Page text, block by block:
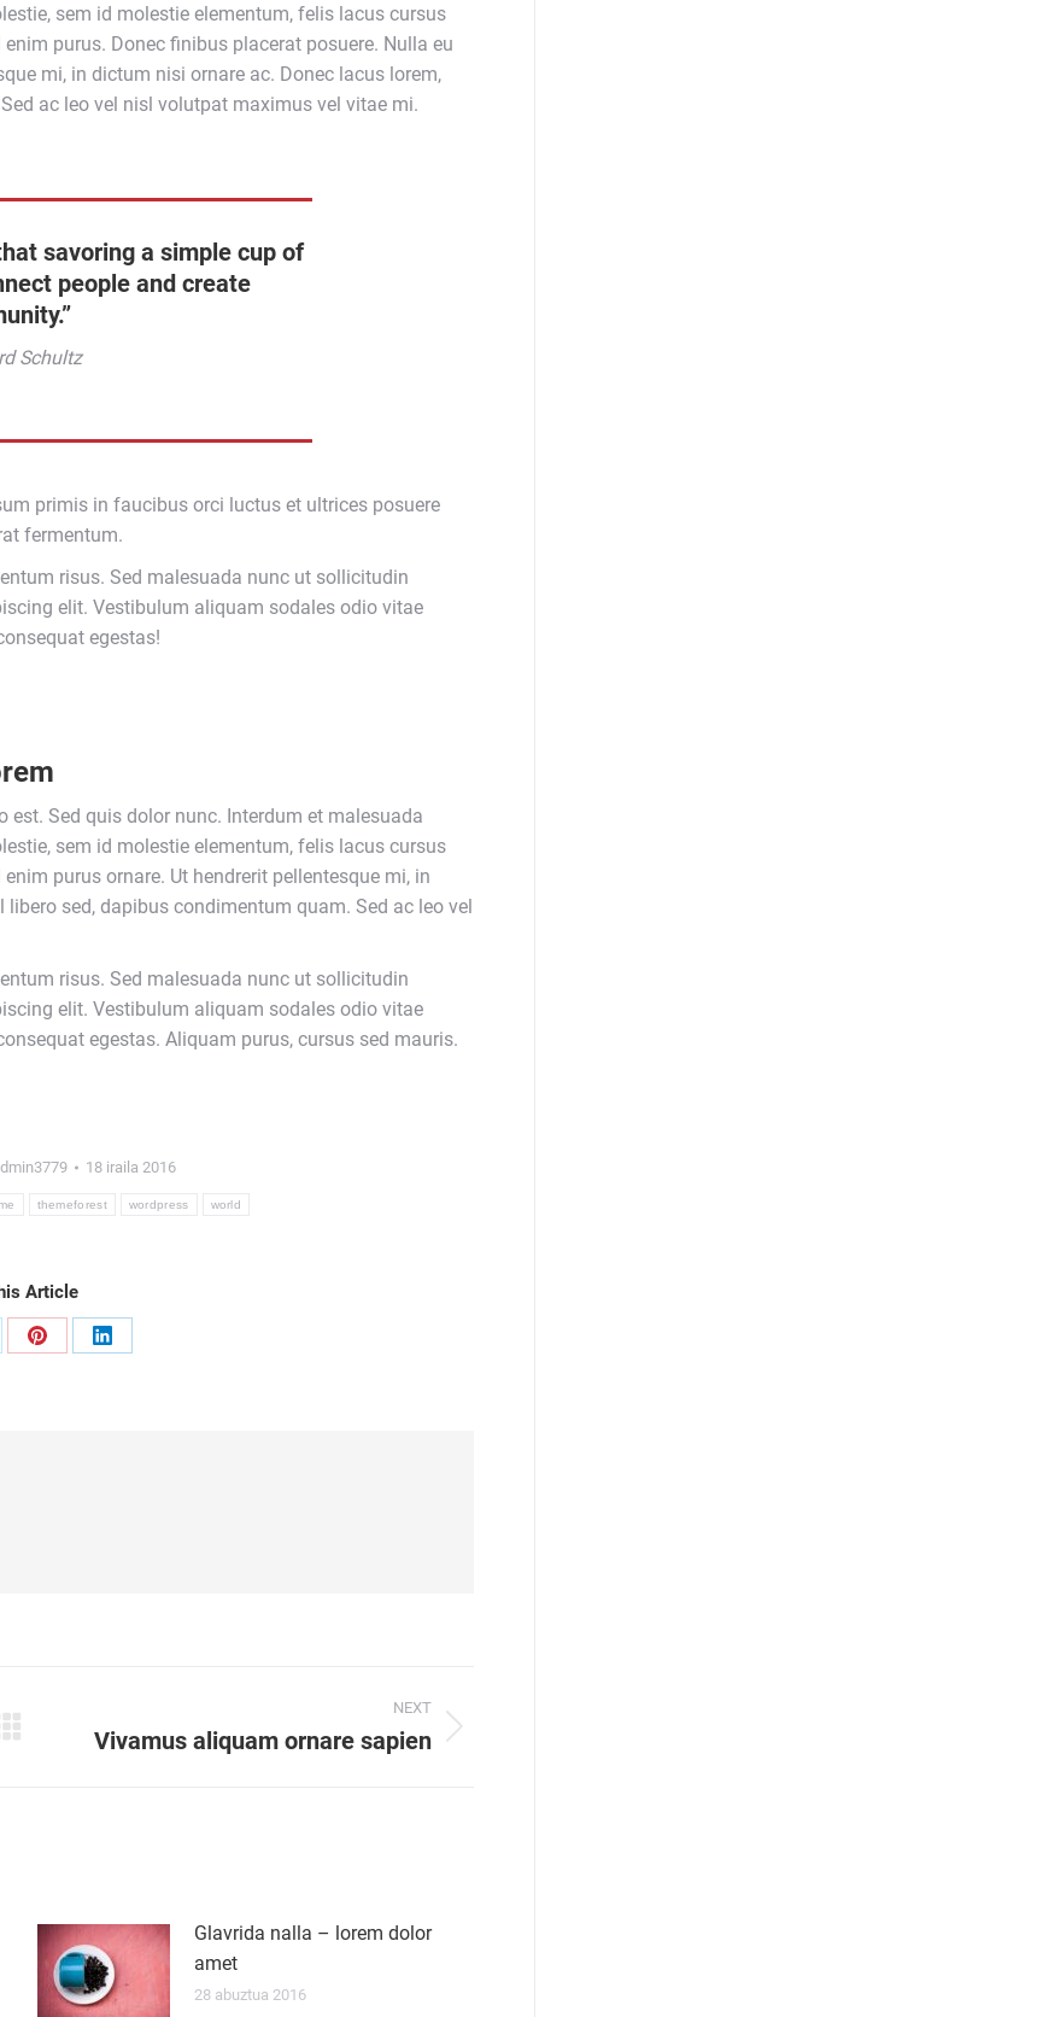
sem id molestie elementum, felis lacus cursus
purus. Donec finibus placerat posuere. Nulla eu
mi, in dictum nisi ornare ac. Donec lacus lorem,
ac leo vel nisl volutpat maximus vel vitae mi.
savoring a simple cup of
people and create
Schultz
primis in faucibus orci luctus et ultrices posuere
fermentum.
risus. Sed malesuada nunc ut sollicitudin
elit. Vestibulum aliquam sodales odio vitae
egestas!
Sed quis dolor nunc. Interdum et malesuada
sem id molestie elementum, felis lacus cursus
purus ornare. Ut hendrerit pellentesque mi, in
sed, dapibus condimentum quam. Sed ac leo vel
risus. Sed malesuada nunc ut sollicitudin
elit. Vestibulum aliquam sodales odio vitae
egestas. Aliquam purus, cursus sed mauris.
18 iraila 2016
themeforest wordpress world
Article
Share
Share
NEXT
NextVivamus aliquam ornare sapien
Glavrida nalla – lorem dolor
amet
28 abuztua 2016